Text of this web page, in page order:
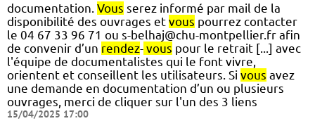
documentation. Vous serez informé par mail de la
disponibilité des ouvrages et vous pourrez contacter
le 04 67 33 96 71 ou s-belhaj@chu-montpellier.fr afin
de convenir d’un rendez- vous pour le retrait [...] avec
l'équipe de documentalistes qui le font vivre,
orientent et conseillent les utilisateurs. Si vous avez
une demande en documentation d’un ou plusieurs
ouvrages, merci de cliquer sur l'un des 3 liens
15/04/2025 17:00